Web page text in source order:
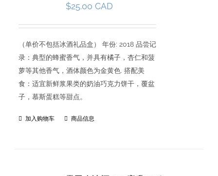
$25.00 CAD
（单价不包括冰酒礼品盒） 年份: 2018 品尝记
录：典型的蜂蜜香气，并具有橘子，杏仁和菠
萝等其他香气，酒体颜色为金黄色. 搭配美
食：适宜新鲜浆果类的奶油巧克力饼干，覆盆
子，慕斯蛋糕等甜点。
加入购物车 商品信息